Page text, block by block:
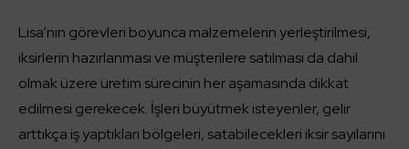
Lisa’nın görevleri boyunca malzemelerin yerleştirilmesi,
iksirlerin hazırlanması ve müşterilere satılması da dahil
olmak üzere üretim sürecinin her aşamasında dikkat
edilmesi gerekecek. İşleri büyütmek isteyenler, gelir
arttıkça iş yaptıkları bölgeleri, satabilecekleri iksir sayılarını